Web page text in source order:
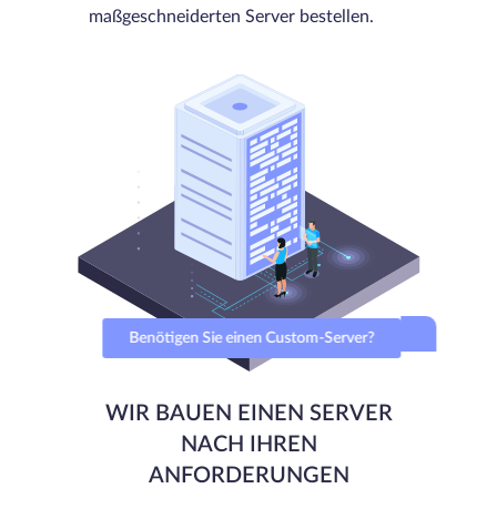
maßgeschneiderten Server bestellen.
Benötigen Sie einen Custom-Server?
WIR BAUEN EINEN SERVER
NACH IHREN
ANFORDERUNGEN